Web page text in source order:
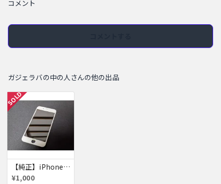
コメント
ガジェラバの中の人さんの他の出品
SOLD
【純正】iPhone 7パネル ジャンク
¥1,000